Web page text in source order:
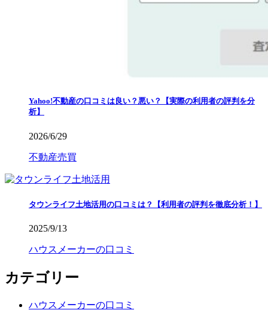
Yahoo!不動産の口コミは良い？悪い？【実際の利用者の評判を分
析】
2026/6/29
不動産売買
タウンライフ土地活用の口コミは？【利用者の評判を徹底分析！】
2025/9/13
ハウスメーカーの口コミ
カテゴリー
ハウスメーカーの口コミ